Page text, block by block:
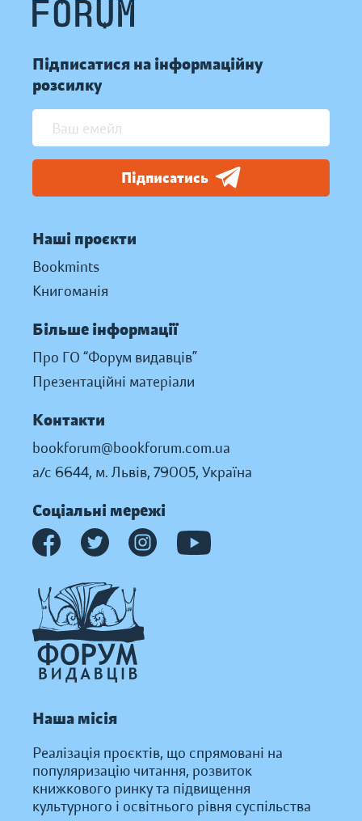
Підписатися на інформаційну
розсилку
Підписатись
Наші проєкти
Bookmints
Книгоманія
Більше інформації
Про ГО “Форум видавців”
Презентаційні матеріали
Контакти
bookforum@bookforum.com.ua
а/с 6644, м. Львів, 79005, Україна
Соціальні мережі
Наша місія
Реалізація проєктів, що спрямовані на
популяризацію читання, розвиток
книжкового ринку та підвищення
культурного і освітнього рівня суспільства